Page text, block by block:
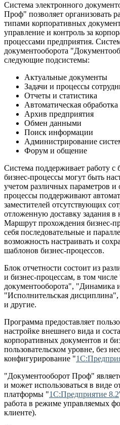
Система электронного
Проф" позволяет организовать
типами корпоративных
управление и контроль за
процессами предприятия.
документооборота
следующие подсистемы:
Актуальные документы
Задачи и процессы
Отчеты и статистика
Автоматическая обработка
Архив предприятия
Обмен данными
Поиск информации
Администрирование
Форум и общение
Система поддерживает работу с
бизнес-процессы могут быть
учетом различных параметров
процессы поддерживают
заместителей отсутствующих
отложенную доставку задания в
Маршрут прохождения бизнес-
себя последовательные и
возможность настраивать и
шаблонов бизнес-процессов.
Блок отчетности состоит из
и бизнес-процессам, в том числе
документооборота", "Динамика
"Исполнительская
и другие.
Программа предоставляет
настройке внешнего вида и
корпоративных документов и
пользовательском уровне, без
конфигурирование "
"Документооборот Проф"
и может использоваться в виде
платформы "1С:Предприятие 8.2
работа в режиме управляемых
клиенте).